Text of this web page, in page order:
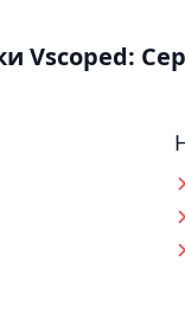
Vscoped: